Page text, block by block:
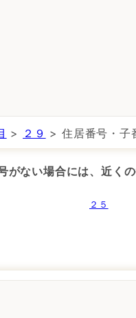
> ２９ > 住居番号・子
がない場合には、近く
２５